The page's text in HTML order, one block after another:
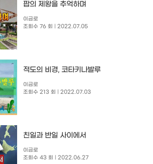
팝의 제왕을 추억하며
이금로
조회수 76 회
| 2022.07.05
적도의 비경, 코타키나발루
이금로
조회수 213 회
| 2022.07.03
친일과 반일 사이에서
이금로
조회수 43 회
| 2022.06.27